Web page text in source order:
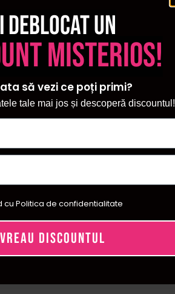
deblocat un
misterios!
să vezi ce poți primi?
tale mai jos și descoperă discountul!
cu Politica de confidentialitate
VREAU DISCOUNTUL